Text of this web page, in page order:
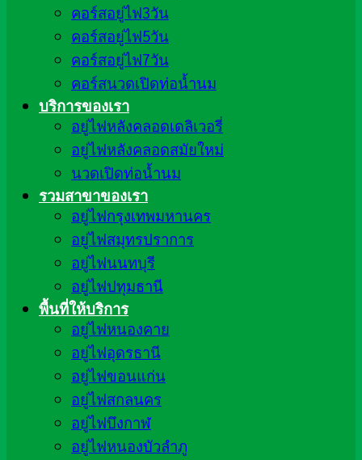
คอร์สอยู่ไฟ3วัน
คอร์สอยู่ไฟ5วัน
คอร์สอยู่ไฟ7วัน
คอร์สนวดเปิดท่อน้ำนม
บริการของเรา
อยู่ไฟหลังคลอดเดลิเวอรี่
อยู่ไฟหลังคลอดสมัยใหม่
นวดเปิดท่อน้ำนม
รวมสาขาของเรา
อยู่ไฟกรุงเทพมหานคร
อยู่ไฟสมุทรปราการ
อยู่ไฟนนทบุรี
อยู่ไฟปทุมธานี
พื้นที่ให้บริการ
อยู่ไฟหนองคาย
อยู่ไฟอุดรธานี
อยู่ไฟขอนแก่น
อยู่ไฟสกลนคร
อยู่ไฟบึงกาฬ
อยู่ไฟหนองบัวลำภู